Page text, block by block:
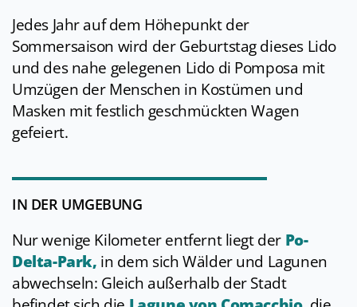
Jedes Jahr auf dem Höhepunkt der
Sommersaison wird der Geburtstag dieses Lido
und des nahe gelegenen Lido di Pomposa mit
Umzügen der Menschen in Kostümen und
Masken mit festlich geschmückten Wagen
gefeiert.
IN DER UMGEBUNG
Nur wenige Kilometer entfernt liegt der Po-
Delta-Park, in dem sich Wälder und Lagunen
abwechseln: Gleich außerhalb der Stadt